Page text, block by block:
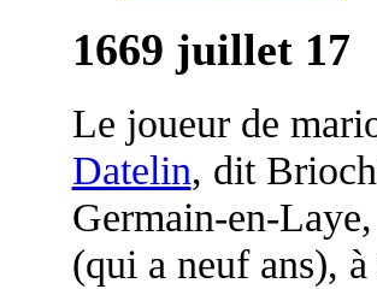
1669 juillet 17
Le joueur de
Datelin, dit
Germain-en-
(qui a neuf ans),